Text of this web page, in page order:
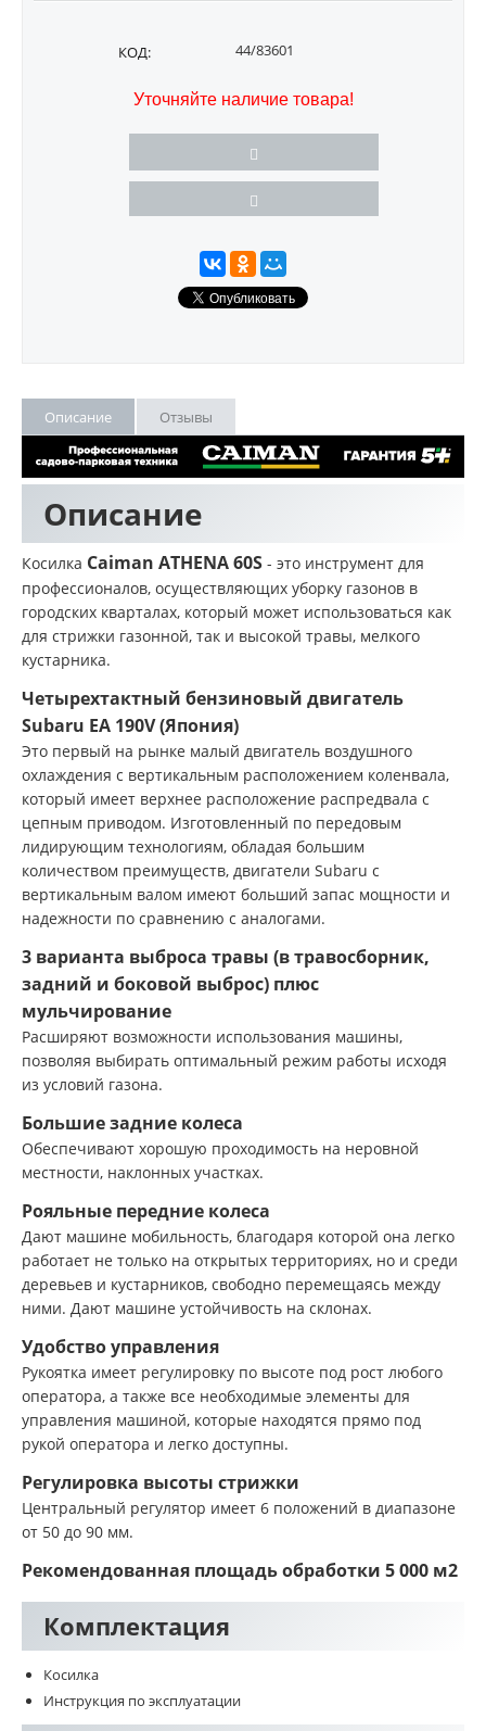
КОД: 44/83601
Уточняйте наличие товара!
Описание Отзывы
Описание
Косилка Caiman ATHENA 60S - это инструмент для
профессионалов, осуществляющих уборку газонов в
городских кварталах, который может использоваться как
для стрижки газонной, так и высокой травы, мелкого
кустарника.
Четырехтактный бензиновый двигатель
Subaru EA 190V (Япония)
Это первый на рынке малый двигатель воздушного
охлаждения с вертикальным расположением коленвала,
который имеет верхнее расположение распредвала с
цепным приводом. Изготовленный по передовым
лидирующим технологиям, обладая большим
количеством преимуществ, двигатели Subaru с
вертикальным валом имеют больший запас мощности и
надежности по сравнению с аналогами.
3 варианта выброса травы (в травосборник,
задний и боковой выброс) плюс
мульчирование
Расширяют возможности использования машины,
позволяя выбирать оптимальный режим работы исходя
из условий газона.
Большие задние колеса
Обеспечивают хорошую проходимость на неровной
местности, наклонных участках.
Рояльные передние колеса
Дают машине мобильность, благодаря которой она легко
работает не только на открытых территориях, но и среди
деревьев и кустарников, свободно перемещаясь между
ними. Дают машине устойчивость на склонах.
Удобство управления
Рукоятка имеет регулировку по высоте под рост любого
оператора, а также все необходимые элементы для
управления машиной, которые находятся прямо под
рукой оператора и легко доступны.
Регулировка высоты стрижки
Центральный регулятор имеет 6 положений в диапазоне
от 50 до 90 мм.
Рекомендованная площадь обработки 5 000 м2
Комплектация
Косилка
Инструкция по эксплуатации